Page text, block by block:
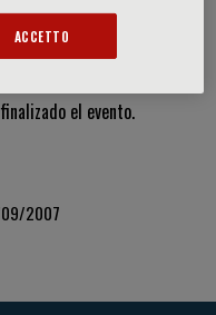
el evento.
2007
ACCETTO